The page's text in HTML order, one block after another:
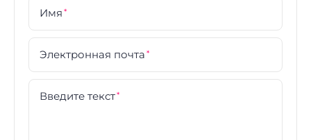
Имя *
Электронная почта *
Введите текст*